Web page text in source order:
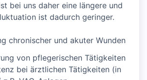
bei uns daher eine längere und
ist dadurch geringer.
chronischer und akuter Wunden
von pflegerischen Tätigkeiten
bei ärztlichen Tätigkeiten (in